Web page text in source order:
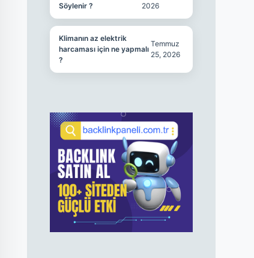
Söylenir ?
2026
Klimanın az elektrik
harcaması için ne yapmalı
?
Temmuz
25, 2026